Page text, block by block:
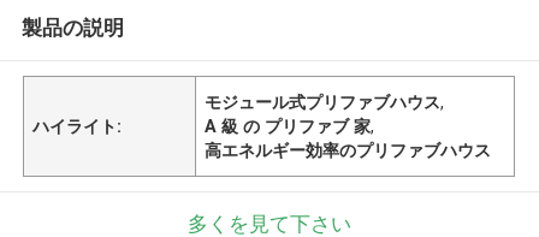
製品の説明
ハイライト:
モジュール式プリファブハウス,
A 級 の プリファブ 家,
高エネルギー効率のプリファブハウス
多くを見て下さい